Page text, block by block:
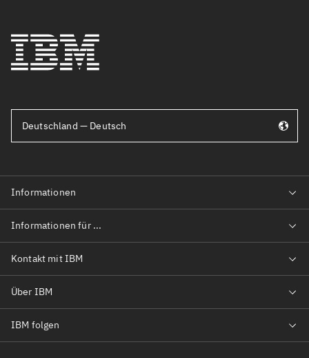
Deutschland — Deutsch